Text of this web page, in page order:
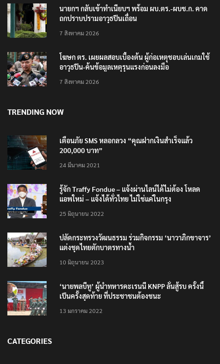
นายกฯ กลับเข้าทำเนียบฯ พร้อม ผบ.ตร.-ผบช.ก. คาด
ถกปราบปรามอาวุธปืนเถื่อน
7 สิงหาคม 2026
โฆษก ตร. เผยผลสอบเบื้องต้น ผู้ก่อเหตุชอบเล่นเกมใช้
อาวุธปืน-ค้นข้อมูลเหตุรุนแรงก่อนลงมือ
7 สิงหาคม 2026
TRENDING NOW
เตือนภัย SMS หลอกลวง “คุณฝากเงินสำเร็จแล้ว
200,000 บาท”
24 มีนาคม 2021
รู้จัก Traffy Fondue – แจ้งผ่านไลน์ได้ไม่ต้อง โหลด
แอพใหม่ – แจ้งได้ทั่วไทย ไม่ใช่แค่ในกรุง
25 มิถุนายน 2022
ปลัดกระทรวงวัฒนธรรม ร่วมกิจกรรม ‘นาวาภิกขาจาร’
แต่งชุดไทยตักบาตรทางน้ำ
10 มิถุนายน 2023
‘นายพลบีทู’ ผู้นำทหารคะเรนนี KNPP ลั่นสู้รบ ครั้งนี้
เป็นครั้งสุดท้าย ที่ประชาชนต้องชนะ
13 มกราคม 2022
CATEGORIES